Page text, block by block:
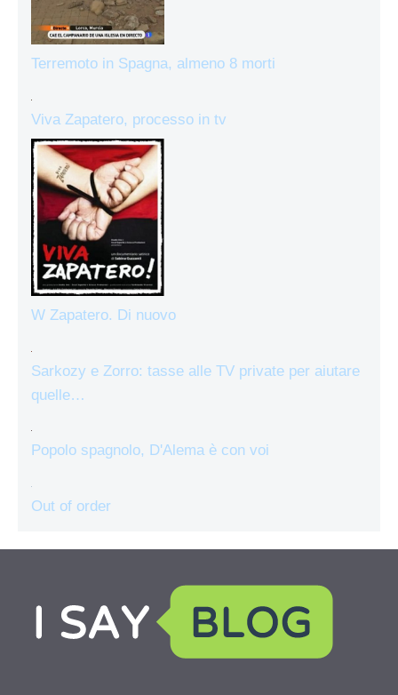
Terremoto in Spagna, almeno 8 morti
Viva Zapatero, processo in tv
W Zapatero. Di nuovo
Sarkozy e Zorro: tasse alle TV private per aiutare
quelle…
Popolo spagnolo, D'Alema è con voi
Out of order